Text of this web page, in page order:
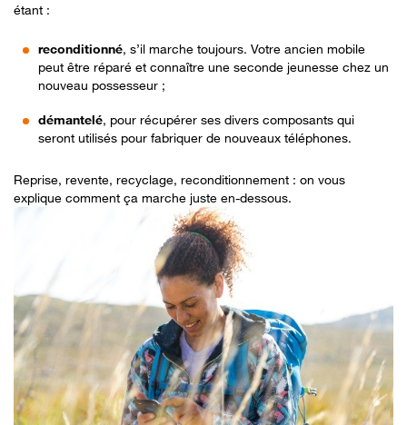
étant :
reconditionné, s’il marche toujours. Votre ancien mobile
peut être réparé et connaître une seconde jeunesse chez un
nouveau possesseur ;
démantelé, pour récupérer ses divers composants qui
seront utilisés pour fabriquer de nouveaux téléphones.
Reprise, revente, recyclage, reconditionnement : on vous
explique comment ça marche juste en-dessous.